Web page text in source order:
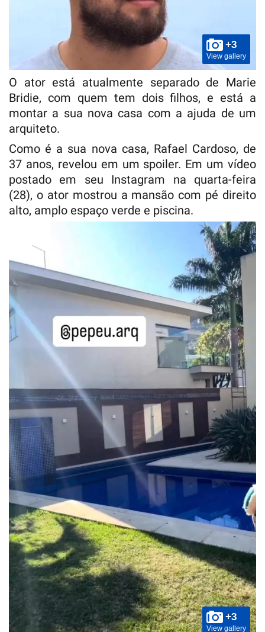
+3
View gallery
O ator está atualmente separado de Marie
Bridie, com quem tem dois filhos, e está a
montar a sua nova casa com a ajuda de um
arquiteto.
Como é a sua nova casa, Rafael Cardoso, de
37 anos, revelou em um spoiler. Em um vídeo
postado em seu Instagram na quarta-feira
(28), o ator mostrou a mansão com pé direito
alto, amplo espaço verde e piscina.
+3
View gallery